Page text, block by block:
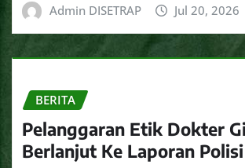
Admin DISETRAP Jul 20, 2026
BERITA
Pelanggaran Etik Dokter
Berlanjut Ke Laporan Polisi